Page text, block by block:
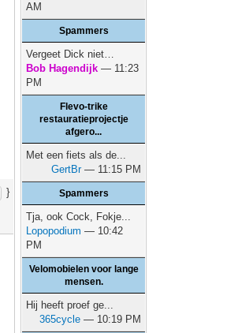
}
AM
Spammers
Vergeet Dick niet…
Bob Hagendijk — 11:23
PM
Flevo-trike
restauratieprojectje
afgero...
Met een fiets als de...
GertBr— 11:15 PM
Spammers
Tja, ook Cock, Fokje...
Lopopodium — 10:42
PM
Velomobielen voor lange
mensen.
Hij heeft proef ge...
365cycle — 10:19 PM